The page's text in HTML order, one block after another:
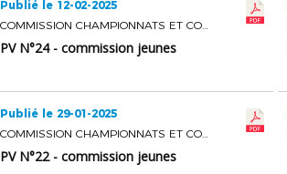
Publié le 12-02-2025
COMMISSION CHAMPIONNATS ET COUPES JEUNES
PV N°24 - commission jeunes
Publié le 29-01-2025
COMMISSION CHAMPIONNATS ET COUPES JEUNES
PV N°22 - commission jeunes